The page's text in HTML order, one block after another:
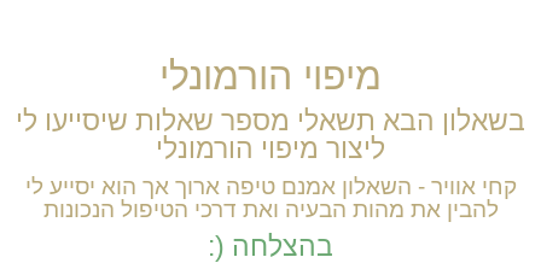
מיפוי הורמונלי
בשאלון הבא תשאלי מספר שאלות שיסייעו לי
ליצור מיפוי הורמונלי
קחי אוויר - השאלון אמנם טיפה ארוך אך הוא יסייע לי
להבין את מהות הבעיה ואת דרכי הטיפול הנכונות
בהצלחה (: